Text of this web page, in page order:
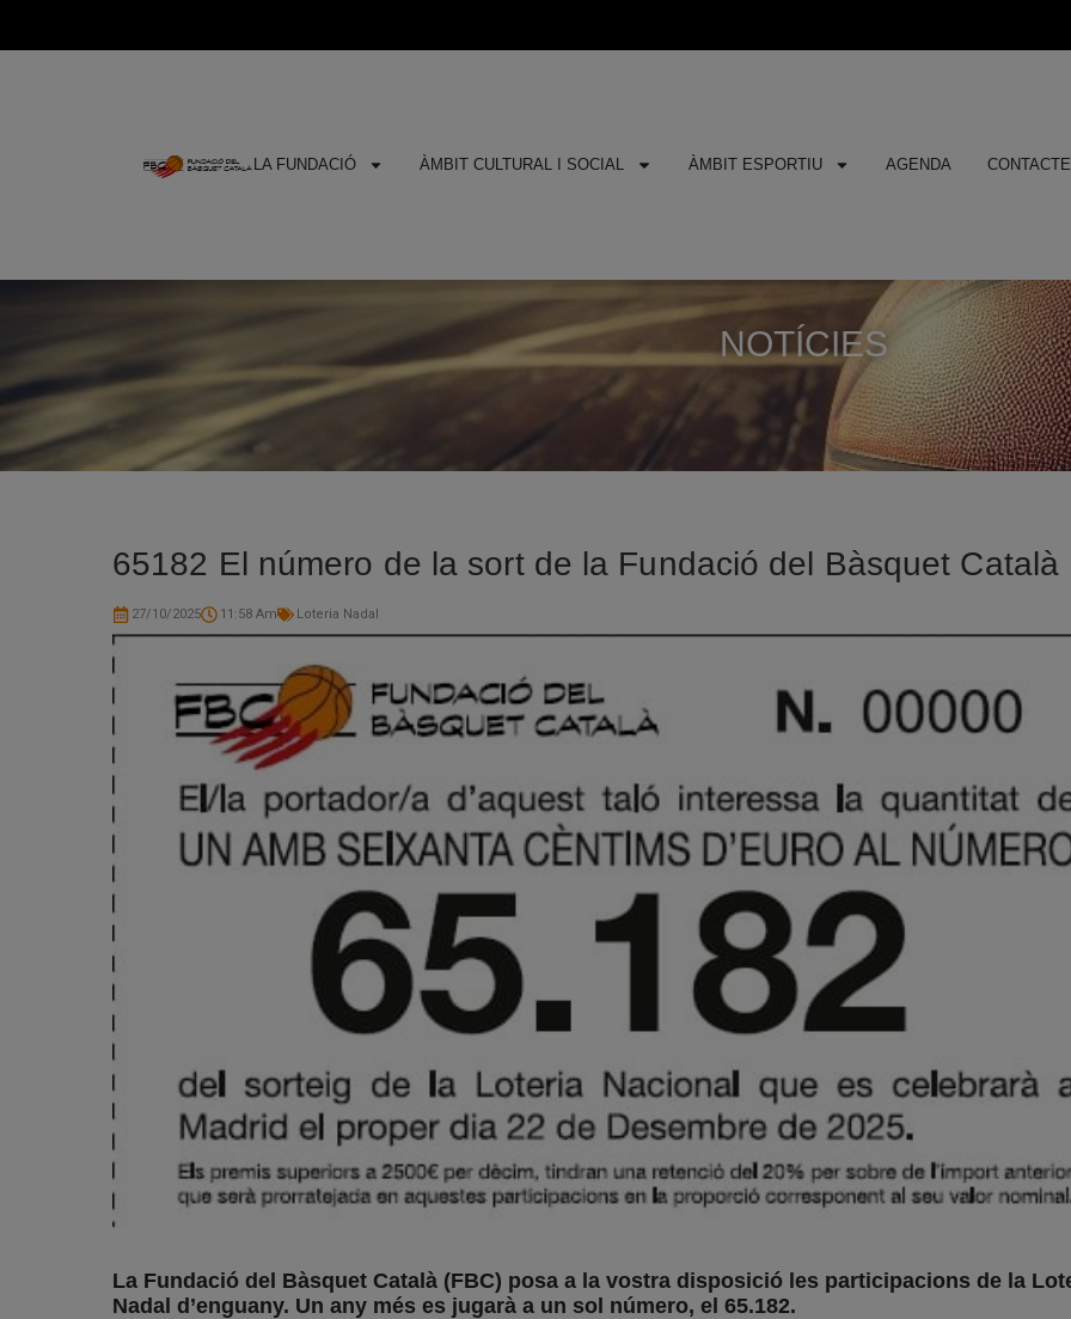
LA FUNDACIÓ ÀMBIT CULTURAL I SOCIAL ÀMBIT ESPORTIU AGENDA CONTACTE
NOTÍCIES
65182 El número de la sort de la Fundació del Bàsquet Català
27/10/2025 11:58 Am Loteria Nadal
La Fundació del Bàsquet Català (FBC) posa a la vostra disposició les participacions de la
Nadal d’enguany. Un any més es jugarà a un sol número, el 65.182.